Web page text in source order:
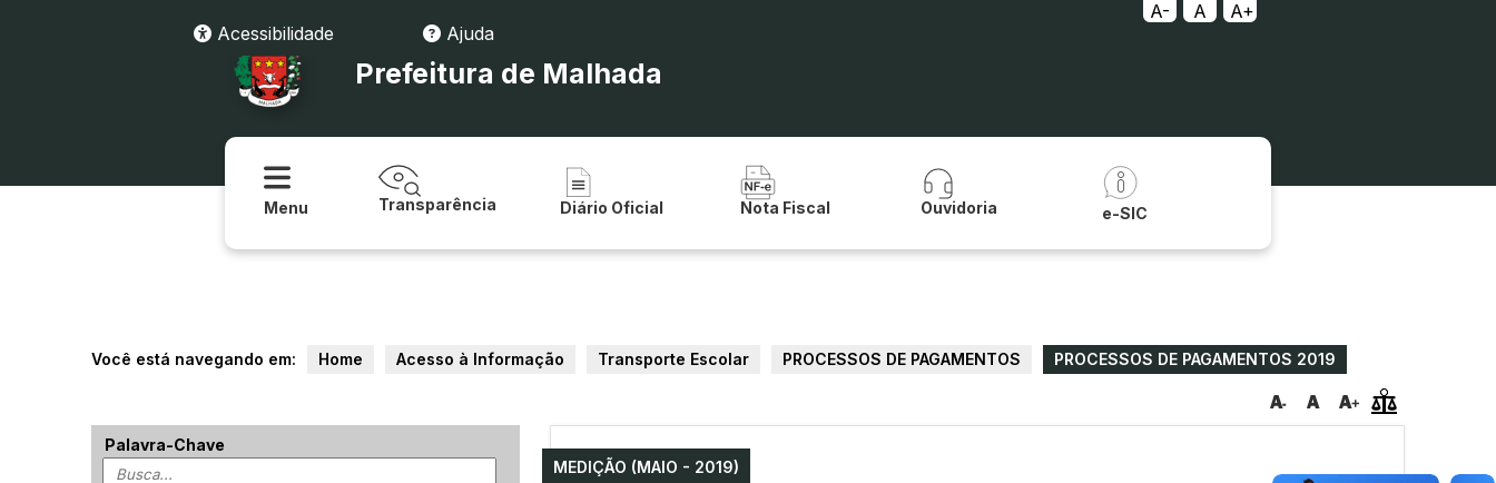
A- A
A+
Acessibilidade
Ajuda
Prefeitura de Malhada
Menu Transparência Diário Oficial Nota Fiscal Ouvidoria e-SIC
Você está navegando em: Home Acesso à Informação Transporte Escolar PROCESSOS DE PAGAMENTOS PROCESSOS DE PAGAMENTOS 2019
Palavra-Chave
MEDIÇÃO (MAIO - 2019)